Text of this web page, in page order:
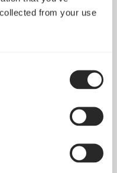
from your use
グにより均一で美しい輝き